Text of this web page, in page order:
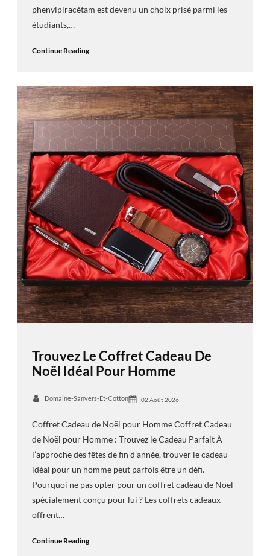
phenylpiracétam est devenu un choix prisé parmi les
étudiants,…
Continue Reading
Trouvez Le Coffret Cadeau De
Noël Idéal Pour Homme
Domaine-Sanvers-Et-Cotton 02 Août 2026
Coffret Cadeau de Noël pour Homme Coffret Cadeau
de Noël pour Homme : Trouvez le Cadeau Parfait À
l’approche des fêtes de fin d’année, trouver le cadeau
idéal pour un homme peut parfois être un défi.
Pourquoi ne pas opter pour un coffret cadeau de Noël
spécialement conçu pour lui ? Les coffrets cadeaux
offrent…
Continue Reading